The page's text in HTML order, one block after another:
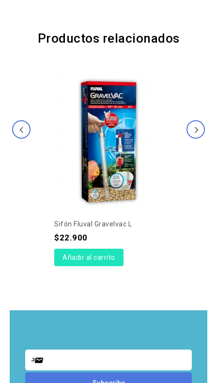
Productos relacionados
Sifón Fluval Gravelvac L
$22.900
Añadir al carrito